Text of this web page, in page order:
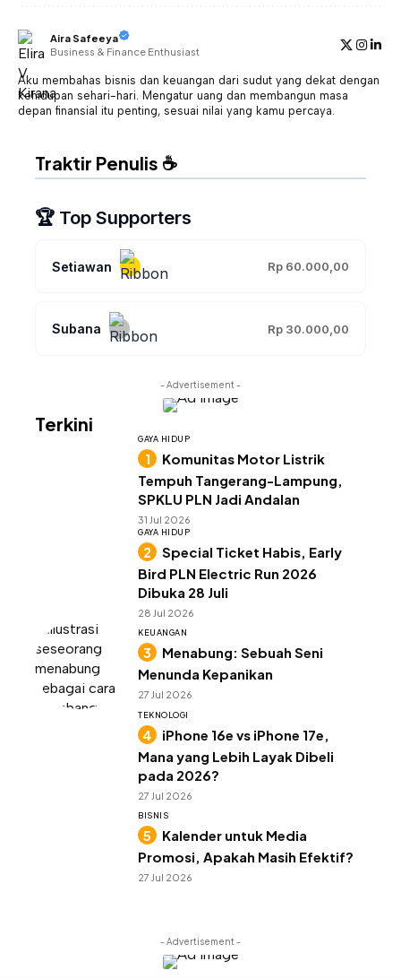
Aira Safeeya
Business & Finance Enthusiast
Aku membahas bisnis dan keuangan dari sudut yang dekat dengan
kehidupan sehari-hari. Mengatur uang dan membangun masa
depan finansial itu penting, sesuai nilai yang kamu percaya.
Traktir Penulis ☕
🏆 Top Supporters
Setiawan Rp 60.000,00
Subana Rp 30.000,00
- Advertisement -
Terkini
GAYA HIDUP
Komunitas Motor Listrik
Tempuh Tangerang-Lampung,
SPKLU PLN Jadi Andalan
31 Jul 2026
GAYA HIDUP
Special Ticket Habis, Early
Bird PLN Electric Run 2026
Dibuka 28 Juli
28 Jul 2026
KEUANGAN
Menabung: Sebuah Seni
Menunda Kepanikan
27 Jul 2026
TEKNOLOGI
iPhone 16e vs iPhone 17e,
Mana yang Lebih Layak Dibeli
pada 2026?
27 Jul 2026
BISNIS
Kalender untuk Media
Promosi, Apakah Masih Efektif?
27 Jul 2026
- Advertisement -